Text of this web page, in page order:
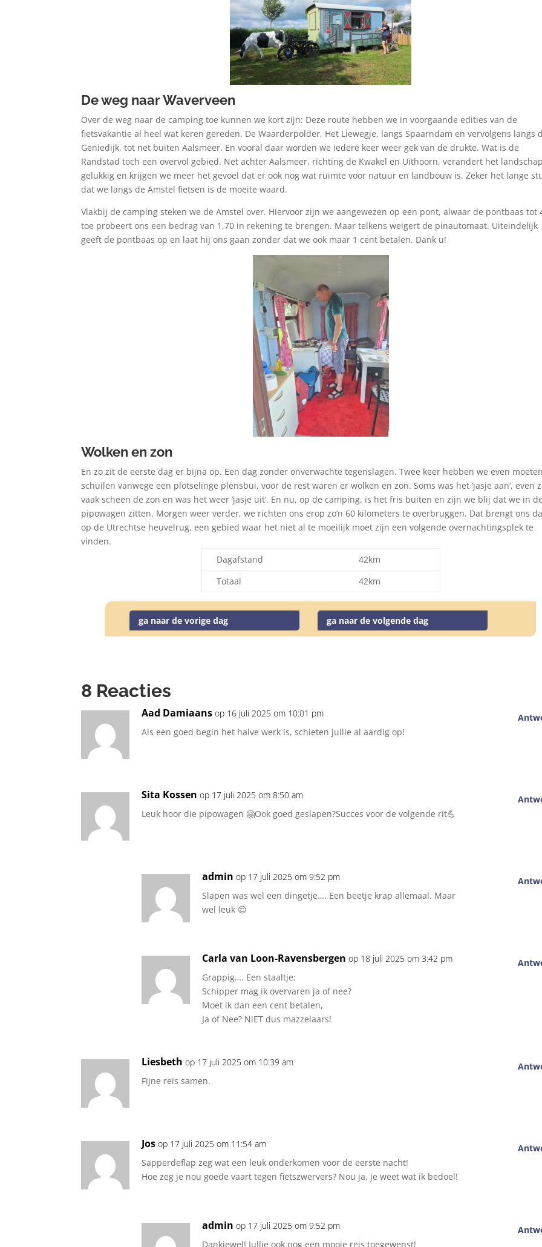
De weg naar Waverveen
Over de weg naar de camping toe kunnen we kort zijn: Deze route hebben we in voorgaande edities van de
fietsvakantie al heel wat keren gereden. De Waarderpolder, Het Liewegje, langs Spaarndam en vervolgens langs
Geniedijk, tot net buiten Aalsmeer. En vooral daar worden we iedere keer weer gek van de drukte. Wat is de
Randstad toch een overvol gebied. Net achter Aalsmeer, richting de Kwakel en Uithoorn, verandert het landschap
gelukkig en krijgen we meer het gevoel dat er ook nog wat ruimte voor natuur en landbouw is. Zeker het lange
dat we langs de Amstel fietsen is de moeite waard.
Vlakbij de camping steken we de Amstel over. Hiervoor zijn we aangewezen op een pont, alwaar de pontbaas tot
toe probeert ons een bedrag van 1,70 in rekening te brengen. Maar telkens weigert de pinautomaat. Uiteindelijk
geeft de pontbaas op en laat hij ons gaan zonder dat we ook maar 1 cent betalen. Dank u!
Wolken en zon
En zo zit de eerste dag er bijna op. Een dag zonder onverwachte tegenslagen. Twee keer hebben we even moeten
schuilen vanwege een plotselinge plensbui, voor de rest waren er wolken en zon. Soms was het ‘jasje aan’, even
vaak scheen de zon en was het weer ‘jasje uit’. En nu, op de camping, is het fris buiten en zijn we blij dat we in de
pipowagen zitten. Morgen weer verder, we richten ons erop zo’n 60 kilometers te overbruggen. Dat brengt ons
op de Utrechtse heuvelrug, een gebied waar het niet al te moeilijk moet zijn een volgende overnachtingsplek te
vinden.
Dagafstand
42km
Totaal
42km
ga naar de vorige dag ga naar de volgende dag
8 Reacties
Aad Damiaans op 16 juli 2025 om 10:01 pm
Als een goed begin het halve werk is, schieten jullie al aardig op!
Sita Kossen op 17 juli 2025 om 8:50 am
Leuk hoor die pipowagen 🤗Ook goed geslapen?Succes voor de volgende rit💪
admin op 17 juli 2025 om 9:52 pm
Slapen was wel een dingetje…. Een beetje krap allemaal. Maar
wel leuk 😌
Carla van Loon-Ravensbergen op 18 juli 2025 om 3:42 pm
Grappig…. Een staaltje:
Schipper mag ik overvaren ja of nee?
Moet ik dan een cent betalen,
Ja of Nee? NiET dus mazzelaars!
Liesbeth op 17 juli 2025 om 10:39 am
Fijne reis samen.
Jos op 17 juli 2025 om 11:54 am
Sapperdeflap zeg wat een leuk onderkomen voor de eerste nacht!
Hoe zeg je nou goede vaart tegen fietszwervers? Nou ja, je weet wat ik bedoel!
admin op 17 juli 2025 om 9:52 pm
Dankjewel! Jullie ook nog een mooie reis toegewenst!